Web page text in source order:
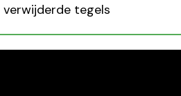
verwijderde tegels